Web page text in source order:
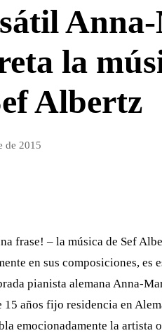
la
Albertz
de 2015
frase! – la música de Sef
en sus composiciones, es
pianista alemana Anna-
15 años fijo residencia en
emocionadamente la